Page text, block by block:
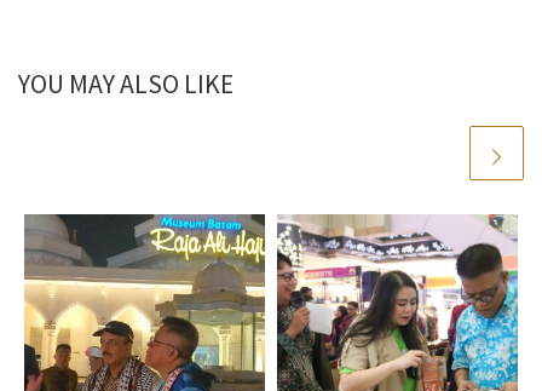
YOU MAY ALSO LIKE